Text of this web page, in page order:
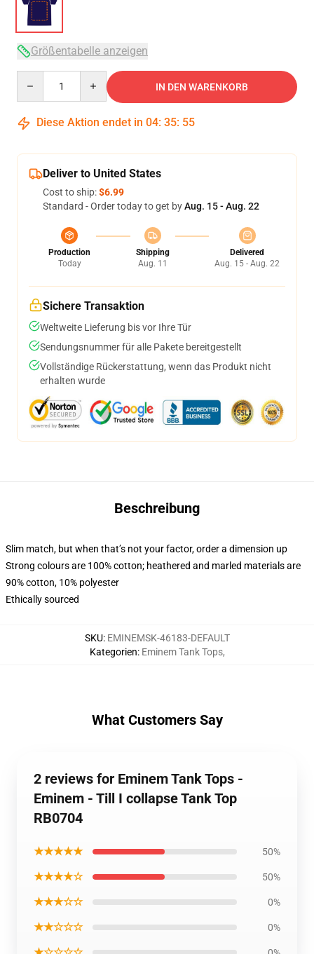
Größentabelle anzeigen
IN DEN WARENKORB
Diese Aktion endet in 04: 35: 54
Deliver to United States
Cost to ship:$6.99
Standard - Order today to get byAug. 15 - Aug. 22
Production
Today
Shipping
Aug. 11
Delivered
Aug. 15 - Aug. 22
Sichere Transaktion
Weltweite Lieferung bis vor Ihre Tür
Sendungsnummer für alle Pakete bereitgestellt
Vollständige Rückerstattung, wenn das Produkt nicht
erhalten wurde
Beschreibung
Slim match, but when that’s not your factor, order a dimension up
Strong colours are 100% cotton; heathered and marled materials are
90% cotton, 10% polyester
Ethically sourced
SKU: EMINEMSK-46183-DEFAULT
Kategorien: Eminem Tank Tops,
What Customers Say
2 reviews for Eminem Tank Tops -
Eminem - Till I collapse Tank Top
RB0704
★★★★★ 50%
★★★★☆ 50%
★★★☆☆ 0%
★★☆☆☆ 0%